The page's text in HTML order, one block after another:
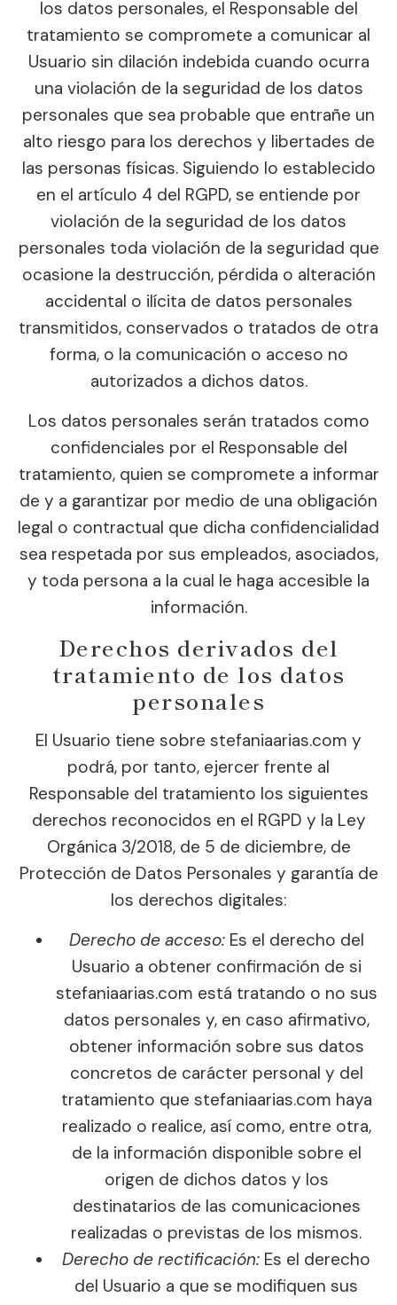
los datos personales, el Responsable del
tratamiento se compromete a comunicar al
Usuario sin dilación indebida cuando ocurra
una violación de la seguridad de los datos
personales que sea probable que entrañe un
alto riesgo para los derechos y libertades de
las personas físicas. Siguiendo lo establecido
en el artículo 4 del RGPD, se entiende por
violación de la seguridad de los datos
personales toda violación de la seguridad que
ocasione la destrucción, pérdida o alteración
accidental o ilícita de datos personales
transmitidos, conservados o tratados de otra
forma, o la comunicación o acceso no
autorizados a dichos datos.
Los datos personales serán tratados como
confidenciales por el Responsable del
tratamiento, quien se compromete a informar
de y a garantizar por medio de una obligación
legal o contractual que dicha confidencialidad
sea respetada por sus empleados, asociados,
y toda persona a la cual le haga accesible la
información.
Derechos derivados del
tratamiento de los datos
personales
El Usuario tiene sobre stefaniaarias.com y
podrá, por tanto, ejercer frente al
Responsable del tratamiento los siguientes
derechos reconocidos en el RGPD y la Ley
Orgánica 3/2018, de 5 de diciembre, de
Protección de Datos Personales y garantía de
los derechos digitales:
Derecho de acceso:Es el derecho del
Usuario a obtener confirmación de si
stefaniaarias.com está tratando o no sus
datos personales y, en caso afirmativo,
obtener información sobre sus datos
concretos de carácter personal y del
tratamiento que stefaniaarias.com haya
realizado o realice, así como, entre otra,
de la información disponible sobre el
origen de dichos datos y los
destinatarios de las comunicaciones
realizadas o previstas de los mismos.
Derecho de rectificación: Es el derecho
del Usuario a que se modifiquen sus